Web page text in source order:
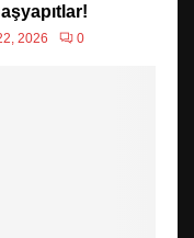
2026 0